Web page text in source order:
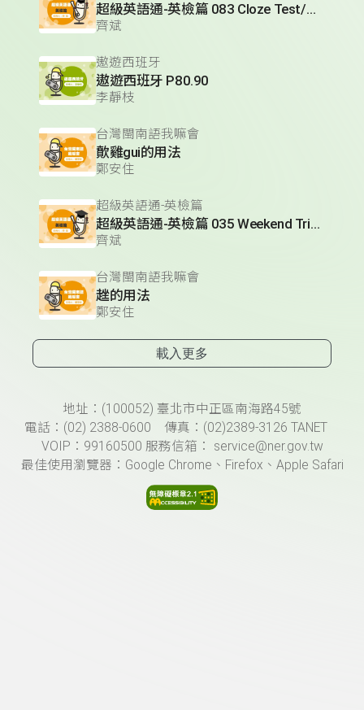
超級英語通-英檢篇 083 Cloze Test/段落填空-13
齊斌
遨遊西班牙
遨遊西班牙 P80.90
李靜枝
台灣閩南語我嘛會
歕雞gui的用法
鄭安住
超級英語通-英檢篇
超級英語通-英檢篇 035 Weekend Trip- 週末旅遊
齊斌
台灣閩南語我嘛會
趖的用法
鄭安住
載入更多
頁尾資訊地址：(100052) 臺北市中正區南海路45號
電話：(02) 2388-0600 傳真：(02)2389-3126 TANET
VOIP：99160500 服務信箱： service@ner.gov.tw
最佳使用瀏覽器：Google Chrome、Firefox、Apple Safari